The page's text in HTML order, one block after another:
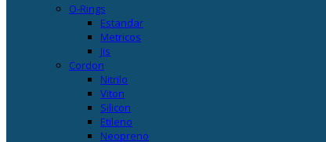
O-Rings
Estandar
Metricos
Jis
Cordon
Nitrilo
Viton
Silicon
Etileno
Neopreno